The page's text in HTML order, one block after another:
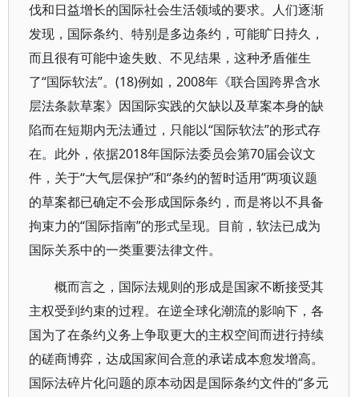
伐和日益增长的国际社会生活领域的要求。人们逐渐
发现，国际条约、特别是多边条约，可能旷日持久，
而且很有可能中途失败、不见结果，这种矛盾催生
了“国际软法”。(18)例如，2008年《联合国跨界含水
层法条款草案》因国际实践的欠缺以及草案本身的缺
陷而在短期内无法通过，只能以“国际软法”的形式存
在。此外，依据2018年国际法委员会第70届会议文
件，关于“大气层保护”和“条约的暂时适用”两项议题
的草案都已确定不会形成国际条约，而是将以不具备
拘束力的“国际指南”的形式呈现。目前，软法已成为
国际关系中的一类重要法律文件。
概而言之，国际法规则的形成是国家不断接受其
主权受到约束的过程。在逆全球化潮流的影响下，各
国为了在条约义务上争取更大的主权空间而进行持续
的磋商博弈，达成国家间合意的承诺成本愈发增高。
国际法碎片化问题的原本动因是国际条约文件的“多元